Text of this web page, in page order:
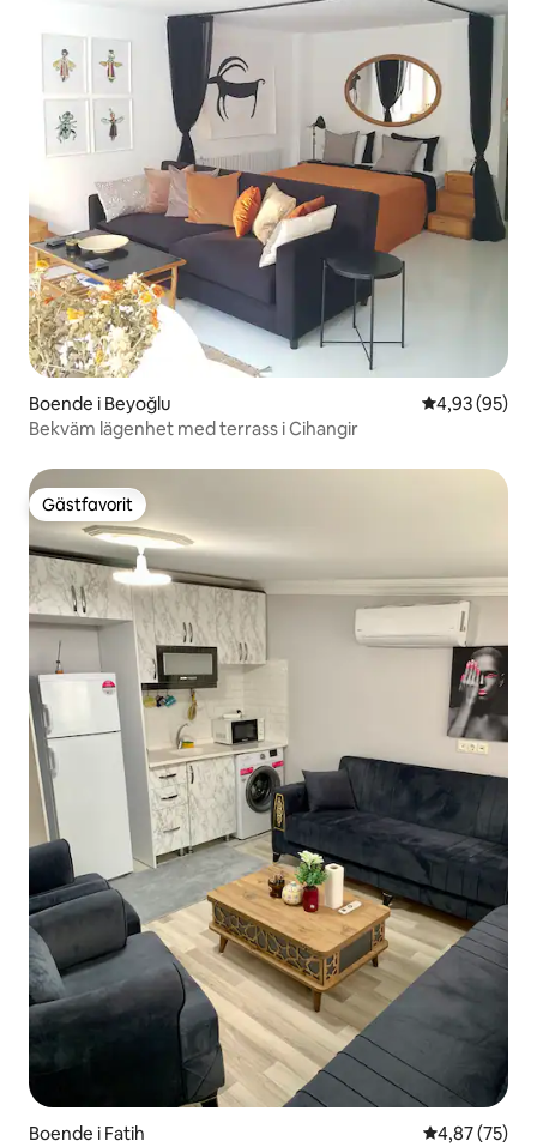
Boende i Beyoğlu 4,93 av 5 i
4,93 (95)
Bekväm lägenhet med terrass i Cihangir
Gästfavorit
Gästfavorit
Boende i Fatih 4,87 av 5 i
4,87 (75)